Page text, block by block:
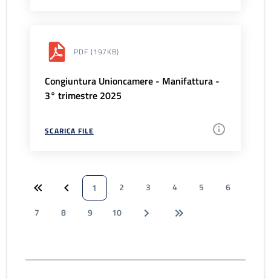
PDF (197KB)
Congiuntura Unioncamere - Manifattura -
3° trimestre 2025
SCARICA FILE
1 2 3 4 5
6
7
8 9 10